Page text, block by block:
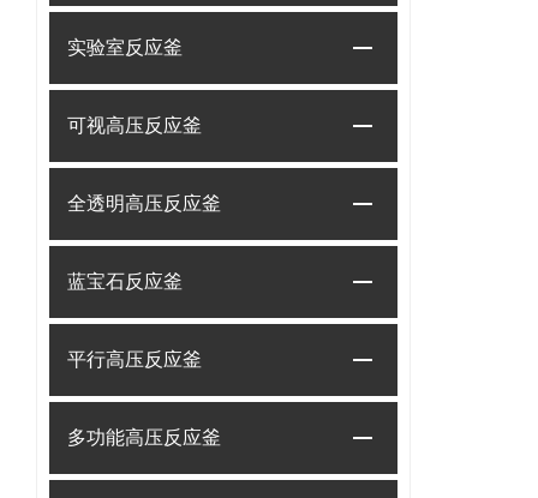
实验室反应釜
可视高压反应釜
全透明高压反应釜
蓝宝石反应釜
平行高压反应釜
多功能高压反应釜